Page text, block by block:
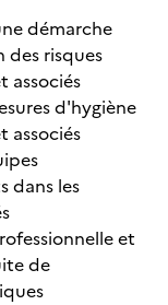
démarche
risques
associés
d'hygiène
associés
dans les
et
de